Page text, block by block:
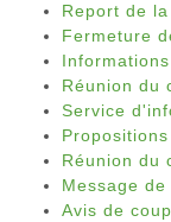
Report de
Fermeture
Réunion du
Service
Réunion du
Message
Avis de